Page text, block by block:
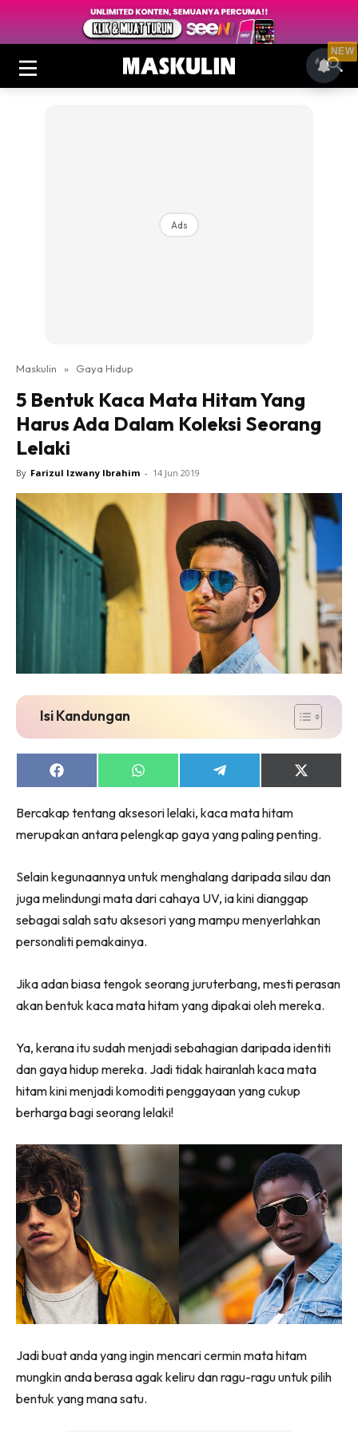
Ads
Maskulin » Gaya Hidup
5 Bentuk Kaca Mata Hitam Yang
Harus Ada Dalam Koleksi Seorang
Lelaki
By Farizul Izwany Ibrahim - 14 Jun 2019
Isi Kandungan
Share
on
Share
on
Share
on
Share
on
Bercakap tentang aksesori lelaki, kaca mata hitam
merupakan antara pelengkap gaya yang paling penting.
Selain kegunaannya untuk menghalang daripada silau dan
juga melindungi mata dari cahaya UV, ia kini dianggap
sebagai salah satu aksesori yang mampu menyerlahkan
personaliti pemakainya.
Jika adan biasa tengok seorang juruterbang, mesti perasan
akan bentuk kaca mata hitam yang dipakai oleh mereka.
Ya, kerana itu sudah menjadi sebahagian daripada identiti
dan gaya hidup mereka. Jadi tidak hairanlah kaca mata
hitam kini menjadi komoditi penggayaan yang cukup
berharga bagi seorang lelaki!
Jadi buat anda yang ingin mencari cermin mata hitam
mungkin anda berasa agak keliru dan ragu-ragu untuk pilih
bentuk yang mana satu.
NEW